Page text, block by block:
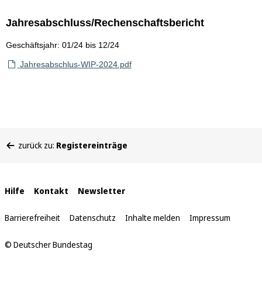
Jahresabschluss/Rechenschaftsbericht
Geschäftsjahr: 01/24 bis 12/24
Jahresabschlus-WIP-2024.pdf
befinden
zurück zu: Registereinträge
Interne
Links
Hilfe Kontakt Newsletter
Barrierefreiheit Datenschutz Inhalte melden Impressum
© Deutscher Bundestag